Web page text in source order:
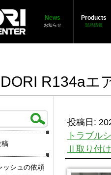
News
お知らせ
Products
製品情報
R134aエ
投稿日:
トラブル
Ⅱ取り付
稿
シュの依頼